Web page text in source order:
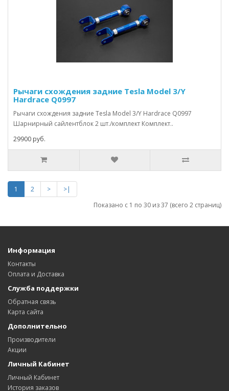
Рычаги схождения задние Tesla Model 3/Y
Hardrace Q0997
Рычаги схождения задние Tesla Model 3/Y Hardrace Q0997
Шарнирный сайлентблок 2 шт./комплект Комплект..
29900 руб.
1 2 >
>|
Показано с 1 по 30 из 37 (всего 2 страниц)
Информация
Контакты
Оплата и Доставка
Служба поддержки
Обратная связь
Карта сайта
Дополнительно
Производители
Акции
Личный Кабинет
Личный Кабинет
История заказов